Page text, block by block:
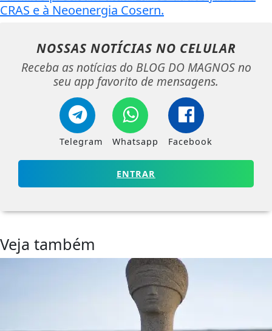
CRAS e à Neoenergia Cosern.
NOSSAS NOTÍCIAS NO CELULAR
Receba as notícias do BLOG DO MAGNOS no
seu app favorito de mensagens.
Telegram Whatsapp Facebook
ENTRAR
Veja também